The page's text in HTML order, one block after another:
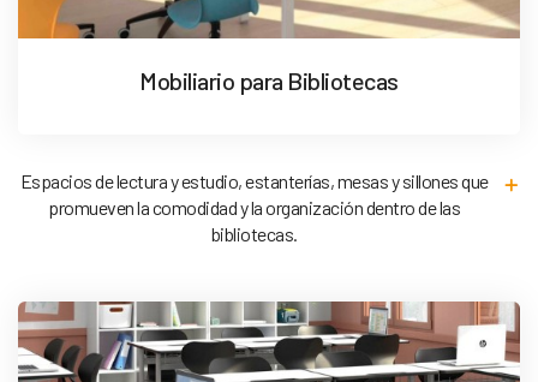
Mobiliario para Bibliotecas
Espacios de lectura y estudio, estanterías, mesas y sillones que
promueven la comodidad y la organización dentro de las
bibliotecas.